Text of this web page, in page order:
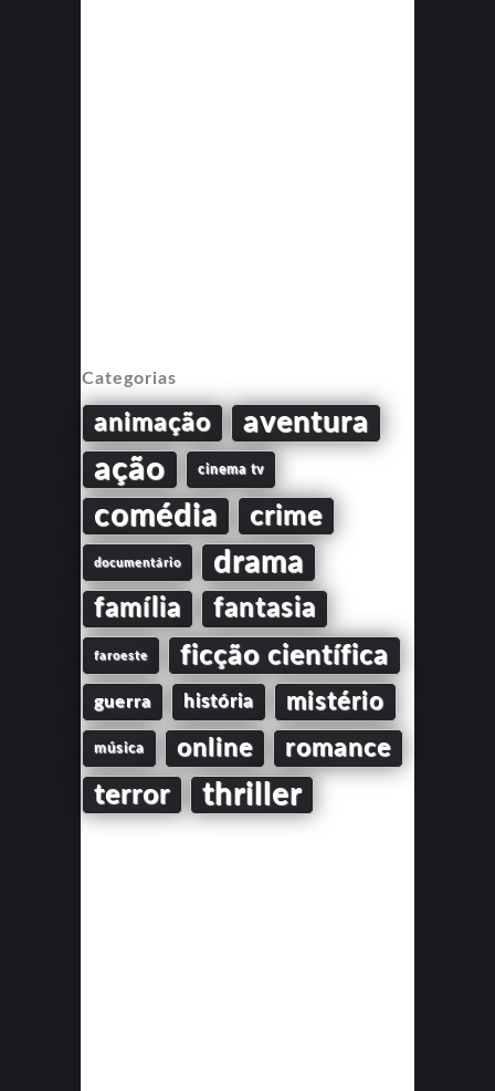
Categorias
animação aventura
ação cinema tv
comédia crime
documentário drama
família fantasia
faroeste ficção científica
guerra história mistério
música online romance
terror thriller